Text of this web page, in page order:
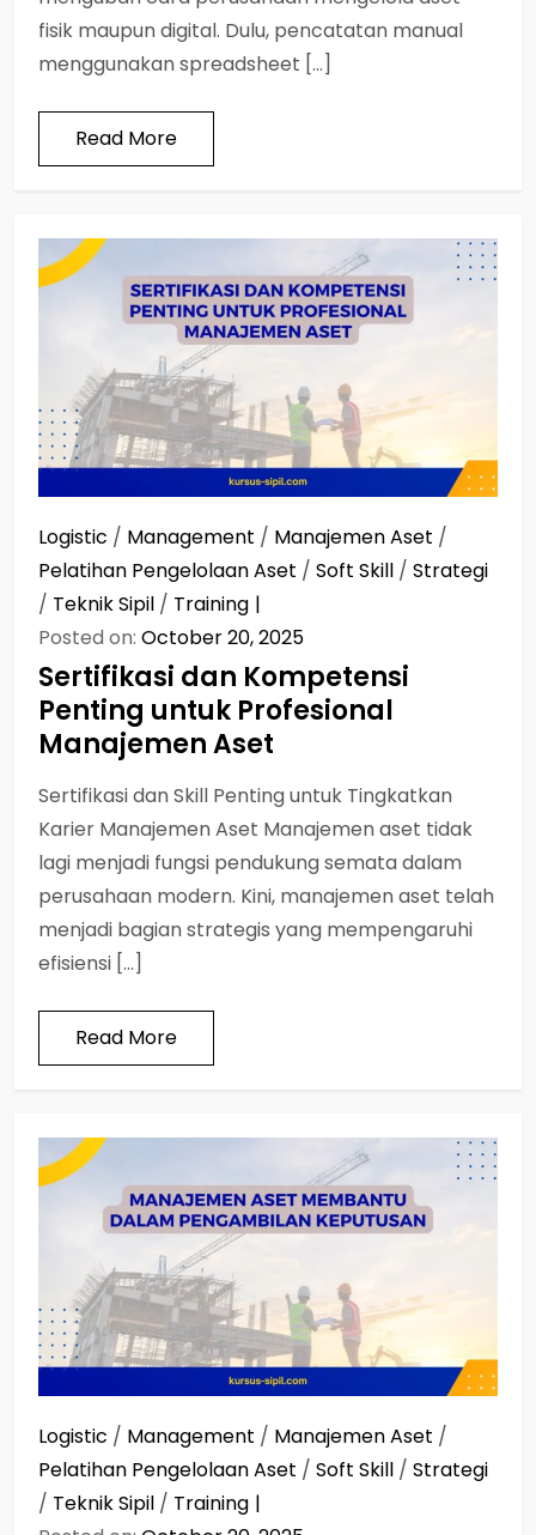
fisik maupun digital. Dulu, pencatatan manual
menggunakan spreadsheet […]
Read More
Logistic / Management / Manajemen Aset /
Pelatihan Pengelolaan Aset / Soft Skill / Strategi
/ Teknik Sipil / Training
Posted on: October 20, 2025
Sertifikasi dan Kompetensi
Penting untuk Profesional
Manajemen Aset
Sertifikasi dan Skill Penting untuk Tingkatkan
Karier Manajemen Aset Manajemen aset tidak
lagi menjadi fungsi pendukung semata dalam
perusahaan modern. Kini, manajemen aset telah
menjadi bagian strategis yang mempengaruhi
efisiensi […]
Read More
Logistic / Management / Manajemen Aset /
Pelatihan Pengelolaan Aset / Soft Skill / Strategi
/ Teknik Sipil / Training